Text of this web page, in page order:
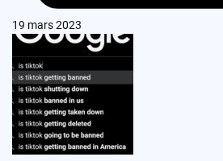
19 mars 2023